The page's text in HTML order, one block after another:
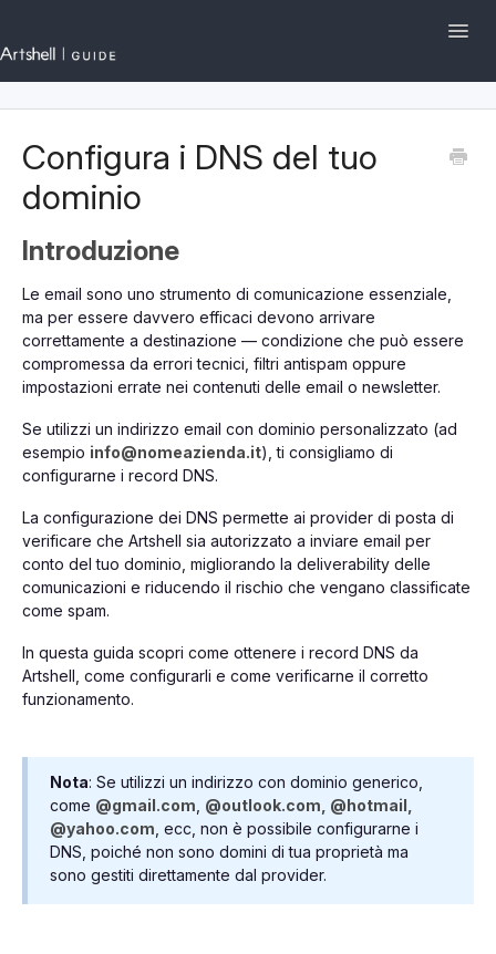
Artshell.eu
I primi passi su Artshell
Gestione dell'Account
Contattaci English
Configura i DNS del tuo
dominio
Introduzione
Le email sono uno strumento di comunicazione essenziale,
ma per essere davvero efficaci devono arrivare
correttamente a destinazione — condizione che può essere
compromessa da errori tecnici, filtri antispam oppure
impostazioni errate nei contenuti delle email o newsletter.
Se utilizzi un indirizzo email con dominio personalizzato (ad
esempio info@nomeazienda.it), ti consigliamo di
configurarne i record DNS.
La configurazione dei DNS permette ai provider di posta di
verificare che Artshell sia autorizzato a inviare email per
conto del tuo dominio, migliorando la deliverability delle
comunicazioni e riducendo il rischio che vengano classificate
come spam.
In questa guida scopri come ottenere i record DNS da
Artshell, come configurarli e come verificarne il corretto
funzionamento.
Nota: Se utilizzi un indirizzo con dominio generico,
come @gmail.com @outlook.com, @hotmail,
@yahoo.com , ecc, non è possibile configurarne i
DNS, poiché non sono domini di tua proprietà ma
sono gestiti direttamente dal provider.